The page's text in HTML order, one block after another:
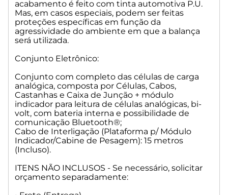
operação e entre em contato conosco!
Balança Rodoviária Advanced: Evolução do sistema
analógico, com performance superior.
Como funciona:
• Mantém células analógicas, porém com placa
digitalizadora que transforma o sinal em digital;
• Indicador de pesagem virtual, compatível com sistemas
digitais/digitalizados;
• Inclusão de software gerenciador de pesagem, ampliando
controle e rastreabilidade.
Benefícios:
• Redução significativa de ruídos elétricos e interferências;
• Leituras mais estáveis e consistentes;
• Melhor custo x benefício para quem quer avançar sem alto
acabamento é feito com tinta automotiva P.U.
Mas, em casos especiais, podem ser feitas
proteções específicas em função da
agressividade do ambiente em que a balança
será utilizada.
Conjunto Eletrônico:
Conjunto com completo das células de carga
analógica, composta por Células, Cabos,
Castanhas e Caixa de Junção + módulo
indicador para leitura de células analógicas, bi-
volt, com bateria interna e possibilidade de
comunicação Bluetooth®;
Cabo de Interligação (Plataforma p/ Módulo
Indicador/Cabine de Pesagem): 15 metros
(Incluso).
ITENS NÃO INCLUSOS - Se necessário, solicitar
orçamento separadamente: